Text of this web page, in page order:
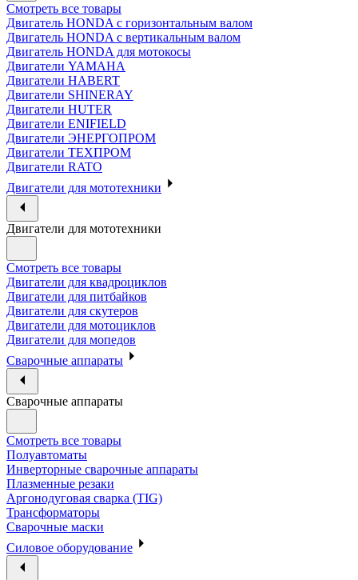
Смотреть все товары
Двигатель HONDA с горизонтальным валом
Двигатель HONDA с вертикальным валом
Двигатель HONDA для мотокосы
Двигатели YAMAHA
Двигатели HABERT
Двигатели SHINERAY
Двигатели HUTER
Двигатели ENIFIELD
Двигатели ЭНЕРГОПРОМ
Двигатели ТЕХПРОМ
Двигатели RATO
Двигатели для мототехники
Двигатели для мототехники
Смотреть все товары
Двигатели для квадроциклов
Двигатели для питбайков
Двигатели для скутеров
Двигатели для мотоциклов
Двигатели для мопедов
Сварочные аппараты
Сварочные аппараты
Смотреть все товары
Полуавтоматы
Инверторные сварочные аппараты
Плазменные резаки
Аргонодуговая сварка (TIG)
Трансформаторы
Сварочные маски
Силовое оборудование